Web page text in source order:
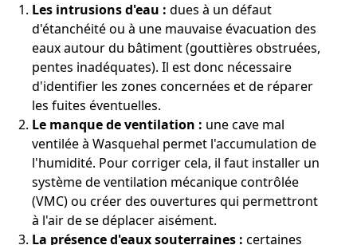
Les intrusions d'eau : dues à un défaut
d'étanchéité ou à une mauvaise évacuation des
eaux autour du bâtiment (gouttières obstruées,
pentes inadéquates). Il est donc nécessaire
d'identifier les zones concernées et de réparer
les fuites éventuelles.
Le manque de ventilation : une cave mal
ventilée à Wasquehal permet l'accumulation de
l'humidité. Pour corriger cela, il faut installer un
système de ventilation mécanique contrôlée
(VMC) ou créer des ouvertures qui permettront
à l'air de se déplacer aisément.
La présence d'eaux souterraines : certaines